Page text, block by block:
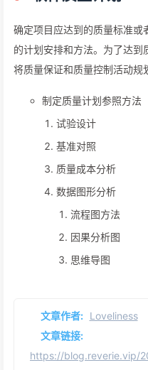
确定项目应达到的质量标准或
的计划安排和方法。为了达
将质量保证和质量控制活动规
制定质量计划参照方法
试验设计
基准对照
质量成本分析
数据图形分析
流程图方法
因果分析图
思维导图
文章作者: Loveliness
文章链接:
https://blog.reverie.vip/